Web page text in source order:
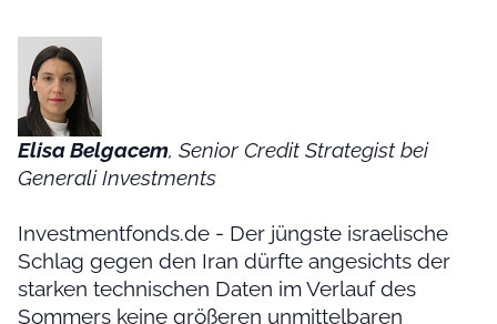
Elisa Belgacem, Senior Credit Strategist bei
Generali Investments
Investmentfonds.de - Der jüngste israelische
Schlag gegen den Iran dürfte angesichts der
starken technischen Daten im Verlauf des
Sommers keine größeren unmittelbaren